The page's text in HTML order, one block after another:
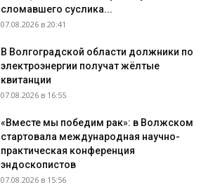
сломавшего суслика...
07.08.2026 в 20:41
В Волгоградской области должники по
электроэнергии получат жёлтые
квитанции
07.08.2026 в 16:55
«Вместе мы победим рак»: в Волжском
стартовала международная научно-
практическая конференция
эндоскопистов
07.08.2026 в 15:56